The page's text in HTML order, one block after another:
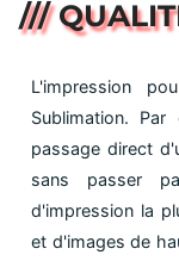
///
L'impression
Sublimation.
passage direct
sans passer
d'impression la
et d'images de